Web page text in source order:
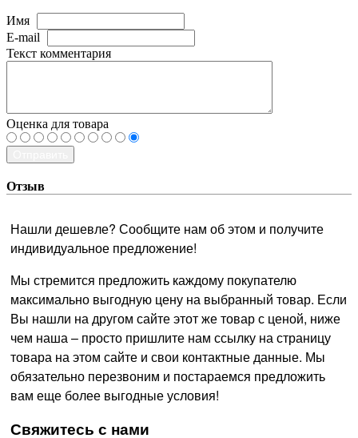
Имя
E-mail
Текст комментария
Оценка для товара
Отзыв
Нашли дешевле? Сообщите нам об этом и получите
индивидуальное предложение!
Мы стремится предложить каждому покупателю
максимально выгодную цену на выбранный товар. Если
Вы нашли на другом сайте этот же товар с ценой, ниже
чем наша – просто пришлите нам ссылку на страницу
товара на этом сайте и свои контактные данные. Мы
обязательно перезвоним и постараемся предложить
вам еще более выгодные условия!
­Свяжитесь с нами